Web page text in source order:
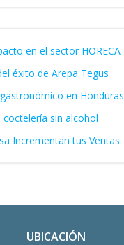
en el sector HORECA
éxito de Arepa Tegus
en Honduras
coctelería sin alcohol
Incrementan tus Ventas
UBICACIÓN